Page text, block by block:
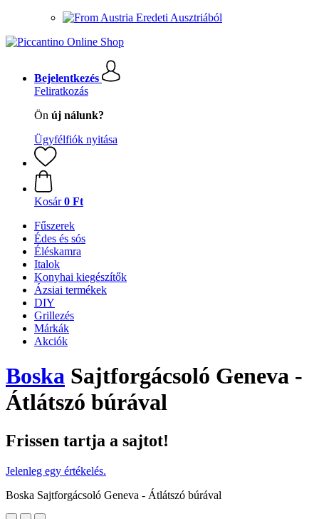
Eredeti Ausztriából
Bejelentkezés
Feliratkozás
Ön új nálunk?
Ügyfélfiók nyitása
Kosár 0 Ft
Fűszerek
Édes és sós
Éléskamra
Italok
Konyhai kiegészítők
Ázsiai termékek
DIY
Grillezés
Márkák
Akciók
Boska Sajtforgácsoló Geneva -
Átlátszó búrával
Frissen tartja a sajtot!
Jelenleg egy értékelés.
Boska Sajtforgácsoló Geneva - Átlátszó búrával